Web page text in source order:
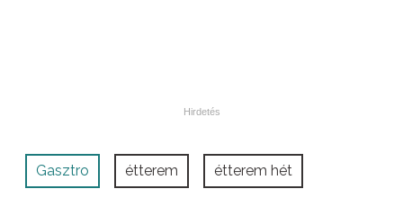
Gasztro étterem étterem hét